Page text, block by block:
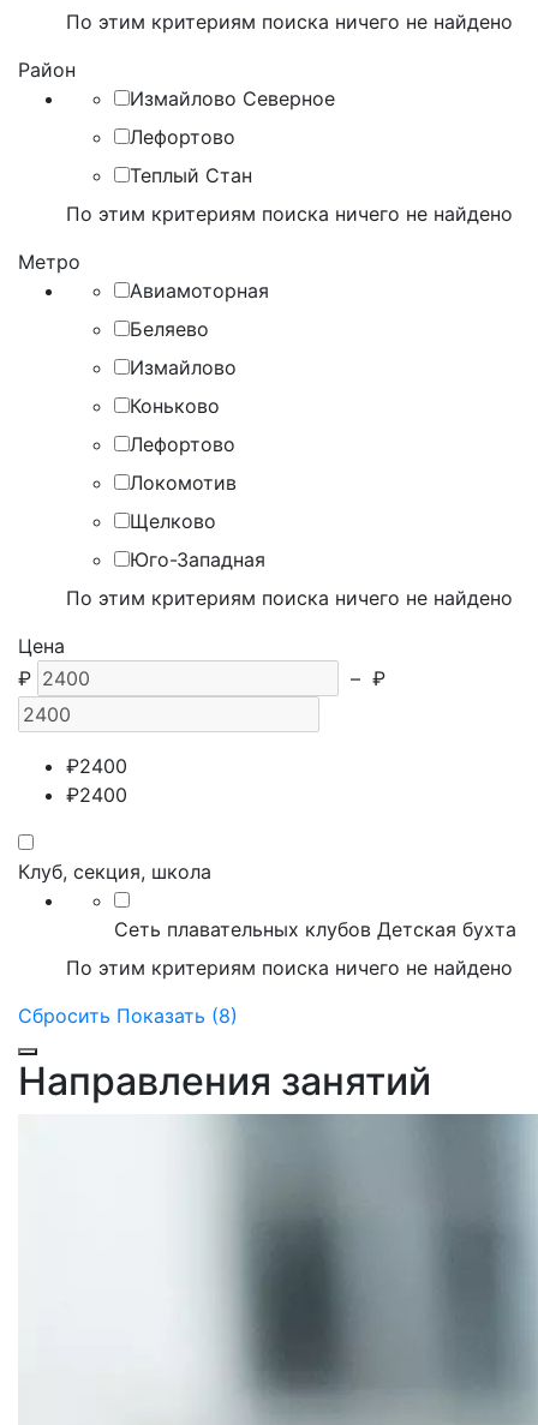
По этим критериям поиска ничего не найдено
Район
Измайлово Северное
Лефортово
Теплый Стан
По этим критериям поиска ничего не найдено
Метро
Авиамоторная
Беляево
Измайлово
Коньково
Лефортово
Локомотив
Щелково
Юго-Западная
По этим критериям поиска ничего не найдено
Цена
₽
– ₽
₽2400
₽2400
Клуб, секция, школа
Сеть плавательных клубов Детская бухта
По этим критериям поиска ничего не найдено
Сбросить Показать (8)
Направления занятий